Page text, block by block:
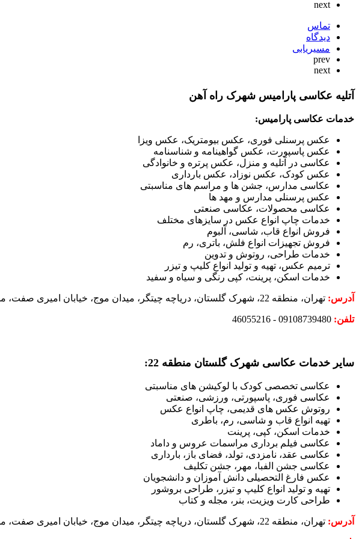
next
تماس
دیدگاه
مسیریابی
prev
next
آتلیه عکاسی پارامیس شهرک راه آهن
خدمات عکاسی پارامیس:
عکس پرسنلی فوری، عکس بیومتریک، عکس ویزا
عکس پاسپورت، عکس گواهینامه و شناسنامه
عکاسی در آتلیه و منزل، عکس پرتره و خانوادگی
عکس کودک، عکس نوزاد، عکس بارداری
عکاسی مدارس، جشن ها و مراسم های مناسبتی
عکس پرسنلی مدارس و مهد ها
عکاسی محصولات، عکاسی صنعتی
خدمات چاپ انواع عکس در سایزهای مختلف
فروش انواع قاب، شاسی، آلبوم
فروش تجهیزات انواع فلش، باتری، رم
خدمات طراحی، روتوش و تدوین
ترمیم عکس، تهیه و تولید انواع کلیپ و تیزر
خدمات اسکن، پرینت، کپی رنگی و سیاه و سفید
آدرس: تهران، منطقه 22، شهرک گلستان، دریاچه چیتگر، میدان موج، خیابان امیری صفت، مجتمع تجاری پارامیس، طبقه منفی یک، عکاسی پارامیس
تلفن:
سایر خدمات عکاسی شهرک گلستان منطقه 22:
عکاسی تخصصی کودک با لوکیشن های مناسبتی
عکاسی فوری، پاسپورتی، ورزشی، صنعتی
روتوش عکس های قدیمی، چاپ انواع عکس
تهیه انواع قاب و شاسی، رم، باطری
خدمات اسکن، کپی، پرینت
عکاسی فیلم برداری مراسمات عروس و داماد
عکاسی عقد، نامزدی، تولد، فضای باز، بارداری
عکاسی جشن الفبا، مهر، جشن تکلیف
عکس فارغ التحصیلی دانش آموزان و دانشجویان
تهیه و تولید انواع کلیپ و تیزر، طراحی بروشور
طراحی کارت ویزیت، بنر، مجله و کتاب
آدرس: تهران، منطقه 22، شهرک گلستان، دریاچه چیتگر، میدان موج، خیابان امیری صفت، مجتمع تجاری پارامیس، طبقه منفی یک، عکاسی پارامیس